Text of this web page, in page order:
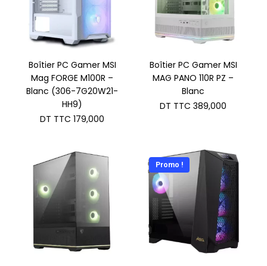
Boîtier PC Gamer MSI
Mag FORGE M100R –
Blanc (306-7G20W21-
HH9)
DT TTC 179,000
Boîtier PC Gamer MSI
MAG PANO 110R PZ –
Blanc
DT TTC 389,000
Promo !